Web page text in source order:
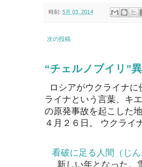
時刻: 5月 03, 2014
次の投稿
“チェルノブイリ”
ロシアがウクライナ
ライナという言葉、キ
の原発事故を起こした
４月２６日。 ウクライ
看破に足る人間（じ
新しい年となった。